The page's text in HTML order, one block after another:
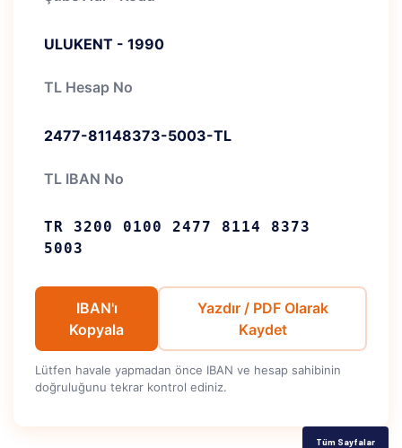
ULUKENT - 1990
TL Hesap No
2477-81148373-5003-TL
TL IBAN No
TR 3200 0100 2477 8114 8373
5003
IBAN'ı
Kopyala
Yazdır / PDF Olarak
Kaydet
Lütfen havale yapmadan önce IBAN ve hesap sahibinin
doğruluğunu tekrar kontrol ediniz.
Tüm Sayfalar